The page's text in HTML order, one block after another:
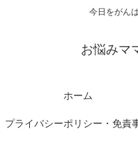
今日をがん
お悩みマ
ホーム
プライバシーポリシー・免責